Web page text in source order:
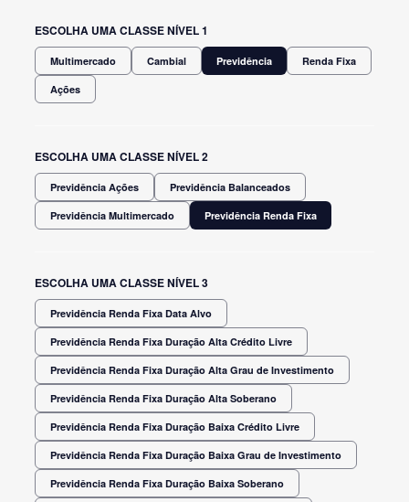
ESCOLHA UMA CLASSE NÍVEL 1
Multimercado Cambial Previdência Renda Fixa
Ações
ESCOLHA UMA CLASSE NÍVEL 2
Previdência Ações Previdência Balanceados
Previdência Multimercado Previdência Renda Fixa
ESCOLHA UMA CLASSE NÍVEL 3
Previdência Renda Fixa Data Alvo
Previdência Renda Fixa Duração Alta Crédito Livre
Previdência Renda Fixa Duração Alta Grau de Investimento
Previdência Renda Fixa Duração Alta Soberano
Previdência Renda Fixa Duração Baixa Crédito Livre
Previdência Renda Fixa Duração Baixa Grau de Investimento
Previdência Renda Fixa Duração Baixa Soberano